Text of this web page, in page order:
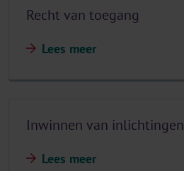
Recht van toegang
Lees meer
Inwinnen van inlichtingen
Lees meer